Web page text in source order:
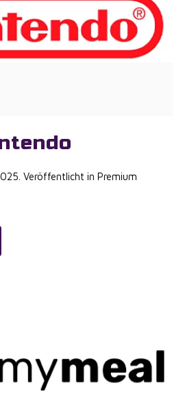
. Veröffentlicht in Premium